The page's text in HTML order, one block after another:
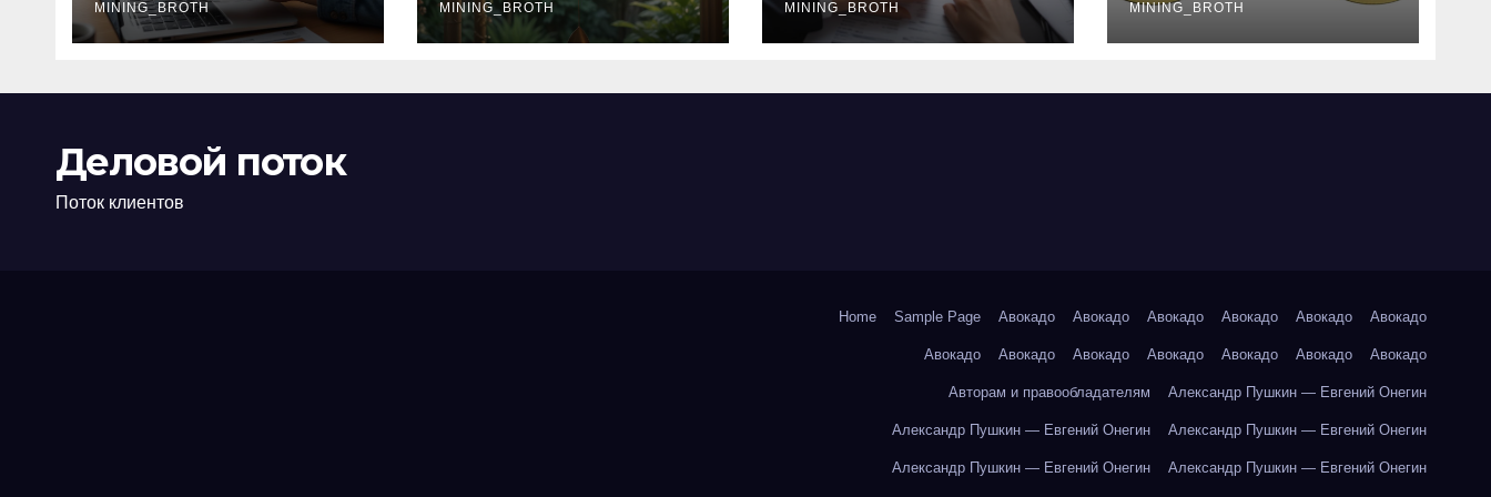
офис: порядок,
требования и
MINING_BROTH
колокольчиков
MINING_BROTH
ставки и
требования к
MINING_BROTH
руководство
MINING_BROTH
Деловой поток
Поток клиентов
Home Sample Page Авокадо Авокадо Авокадо Авокадо Авокадо Авокадо
Авокадо Авокадо Авокадо Авокадо Авокадо Авокадо Авокадо
Авторам и правообладателям Александр Пушкин — Евгений Онегин
Александр Пушкин — Евгений Онегин Александр Пушкин — Евгений Онегин
Александр Пушкин — Евгений Онегин Александр Пушкин — Евгений Онегин